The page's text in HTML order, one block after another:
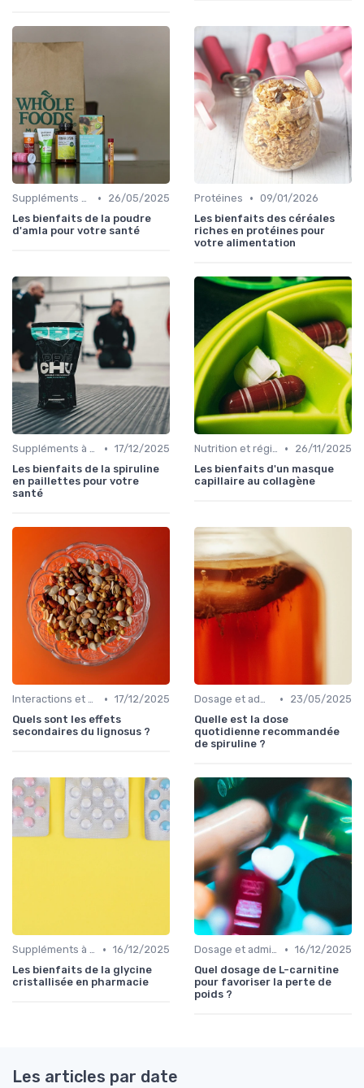
Suppléments à base de plantes •
26/05/2025
Les bienfaits de la poudre
d'amla pour votre santé
Protéines • 09/01/2026
Les bienfaits des céréales
riches en protéines pour
votre alimentation
Suppléments à base de plantes • 17/12/2025
Les bienfaits de la spiruline
en paillettes pour votre
santé
Nutrition et régime alimentaire •
26/11/2025
Les bienfaits d'un masque
capillaire au collagène
Interactions et contre-indications • 17/12/2025
Quels sont les effets
secondaires du lignosus ?
Dosage et administration •
23/05/2025
Quelle est la dose
quotidienne recommandée
de spiruline ?
Suppléments à base de plantes • 16/12/2025
Les bienfaits de la glycine
cristallisée en pharmacie
Dosage et administration • 16/12/2025
Quel dosage de L-carnitine
pour favoriser la perte de
poids ?
Les articles par date